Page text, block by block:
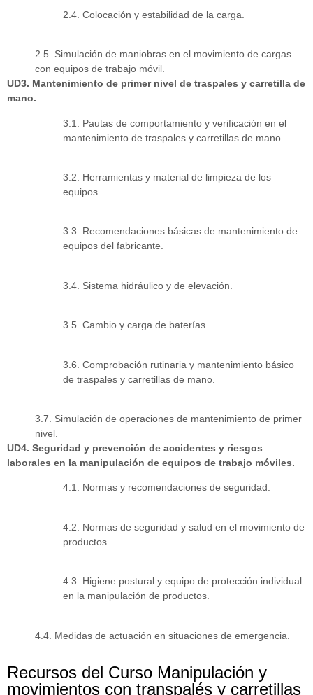
2.4. Colocación y estabilidad de la carga.
2.5. Simulación de maniobras en el movimiento de cargas
con equipos de trabajo móvil.
UD3. Mantenimiento de primer nivel de traspales y carretilla de
mano.
3.1. Pautas de comportamiento y verificación en el
mantenimiento de traspales y carretillas de mano.
3.2. Herramientas y material de limpieza de los
equipos.
3.3. Recomendaciones básicas de mantenimiento de
equipos del fabricante.
3.4. Sistema hidráulico y de elevación.
3.5. Cambio y carga de baterías.
3.6. Comprobación rutinaria y mantenimiento básico
de traspales y carretillas de mano.
3.7. Simulación de operaciones de mantenimiento de primer
nivel.
UD4. Seguridad y prevención de accidentes y riesgos
laborales en la manipulación de equipos de trabajo móviles.
4.1. Normas y recomendaciones de seguridad.
4.2. Normas de seguridad y salud en el movimiento de
productos.
4.3. Higiene postural y equipo de protección individual
en la manipulación de productos.
4.4. Medidas de actuación en situaciones de emergencia.
Recursos del Curso Manipulación y
movimientos con transpalés y carretillas